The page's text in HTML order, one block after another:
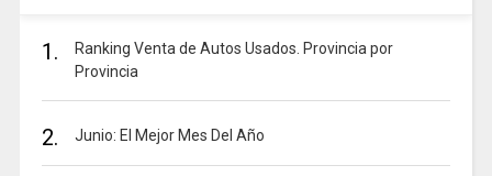
1.
Ranking Venta de Autos Usados. Provincia por
Provincia
2. Junio: El Mejor Mes Del Año